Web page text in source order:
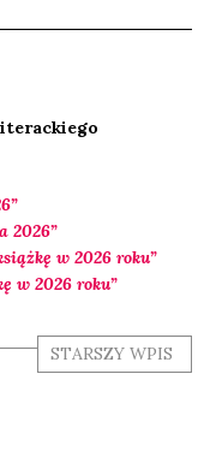
2026”
w 2026 roku”
w 2026 roku”
STARSZY WPIS